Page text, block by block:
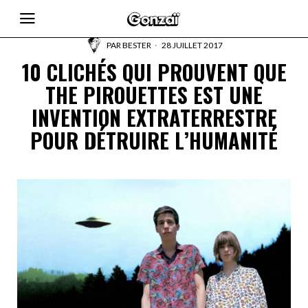
PARBESTER 28 JUILLET 2017
10 CLICHÉS QUI PROUVENT QUE
THE PIROUETTES EST UNE
INVENTION EXTRATERRESTRE
POUR DÉTRUIRE L’HUMANITÉ